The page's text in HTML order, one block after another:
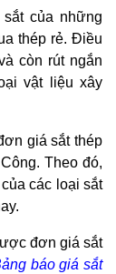
của những
thép rẻ. Điều
còn rút ngắn
vật liệu xây
giá sắt thép
Theo đó,
các loại sắt
đơn giá sắt
báo giá sắt